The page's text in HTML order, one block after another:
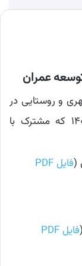
عمران
و روستایی در
آزمون استخدامی وزارت کشور در سال ۱۴۰۳ که مشترک با
(
فایل PDF
فایل PDF